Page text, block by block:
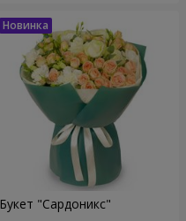
Букет "Сардоникс"